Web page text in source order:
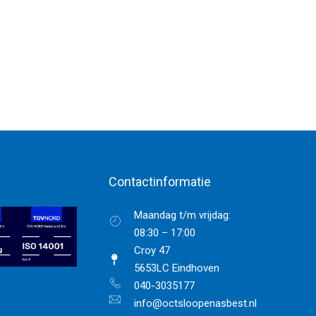
Contactinformatie
Maandag t/m vrijdag:
08:30 – 17:00
Croy 47
5653LC Eindhoven
040-3035177
info@octsloopenasbest.nl